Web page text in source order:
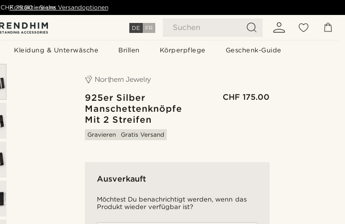
DE FR Suchen
Kleidung & Unterwäsche Brillen Körperpflege Geschenk-Guide
CHF 75.00 - Siehe Versandoptionen
Kontaktiere uns
925er Silber
Manschettenknöpfe
Mit 2 Streifen
CHF 175.00
Gravieren Gratis Versand
Ausverkauft
Möchtest Du benachrichtigt werden, wenn das
Produkt wieder verfügbar ist?